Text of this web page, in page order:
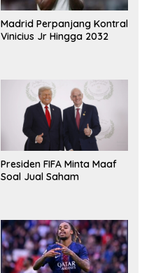
Madrid Perpanjang Kontral
Vinicius Jr Hingga 2032
Presiden FIFA Minta Maaf
Soal Jual Saham